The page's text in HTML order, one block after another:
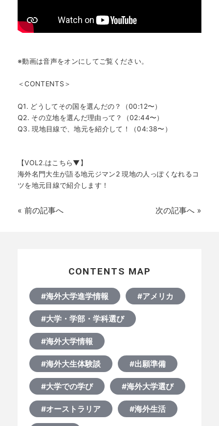
※動画は音声をオンにしてご覧ください。
＜CONTENTS＞
Q1. どうしてその国を選んだの？（00:12〜）
Q2. その立地を選んだ理由って？（02:44〜）
Q3. 現地目線で、地元を紹介して！（04:38〜）
【VOL2.はこちら▼】
海外名門大生が語る地元ジマン2 現地の人っぽくなれるコ
ツを地元目線で紹介します！
« 前の記事へ 次の記事へ »
CONTENTS MAP
#海外大学進学情報 #アメリカ
#大学・学部・学科選び
#海外大学情報
#海外大生体験談 #出願準備
#大学での学び #海外大学選び
#オーストラリア #海外生活